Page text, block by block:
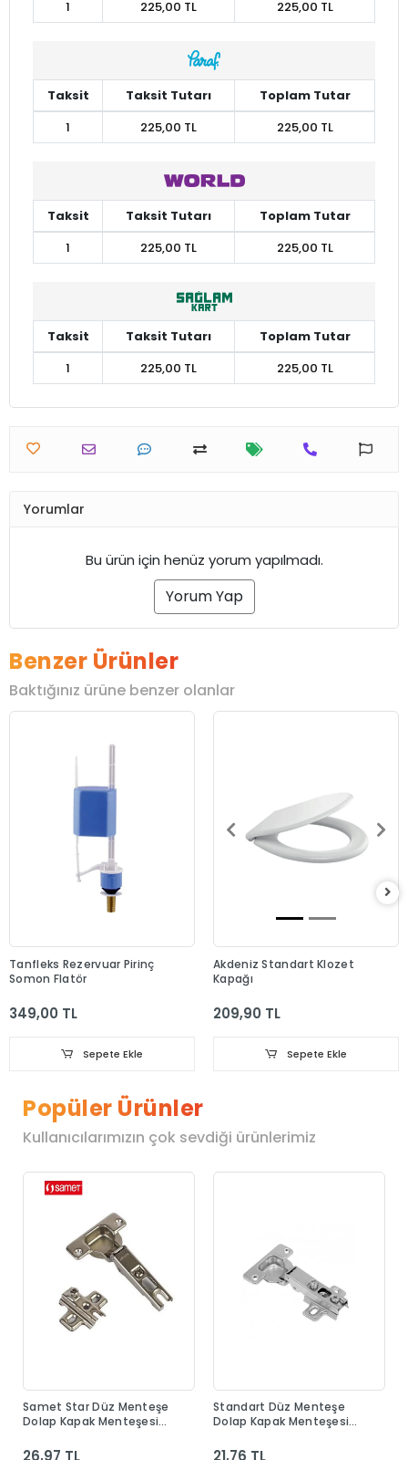
1 225,00 TL 225,00 TL
Taksit Taksit Tutarı
Toplam Tutar
1
225,00 TL 225,00 TL
Taksit Taksit Tutarı
Toplam Tutar
1
225,00 TL 225,00 TL
Taksit Taksit Tutarı
Toplam Tutar
1
225,00 TL 225,00 TL
Yorumlar
Bu ürün için henüz yorum yapılmadı.
Yorum Yap
Benzer Ürünler
Baktığınız ürüne benzer olanlar
Tanfleks Rezervuar Pirinç
Somon Flatör
349,00 TL
Sepete Ekle
Akdeniz Standart Klozet
Kapağı
209,90 TL
Sepete Ekle
Popüler Ürünler
Kullanıcılarımızın çok sevdiği ürünlerimiz
Samet Star Düz Menteşe
Dolap Kapak Menteşesi
Standart Düz Menteşe
Dolap Kapak Menteşesi